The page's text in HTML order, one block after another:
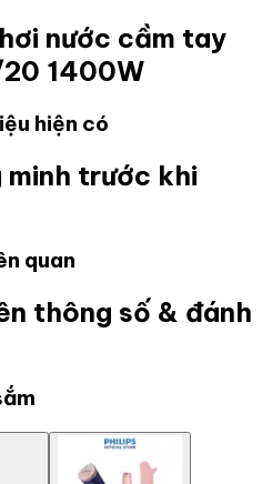
nước cầm tay
1400W
hiện có
minh trước khi
quan
thông số & đánh